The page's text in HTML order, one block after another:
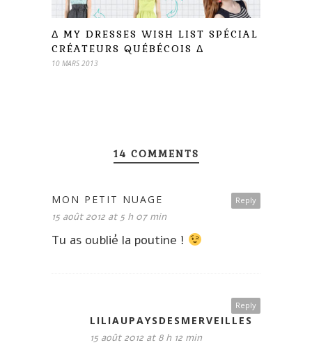
Δ MY DRESSES WISH LIST SPÉCIAL
CRÉATEURS QUÉBÉCOIS Δ
10 MARS 2013
14 COMMENTS
Reply
MON PETIT NUAGE
15 août 2012 at 5 h 07 min
Tu as oublié la poutine !
Reply
LILIAUPAYSDESMERVEILLES
15 août 2012 at 8 h 12 min